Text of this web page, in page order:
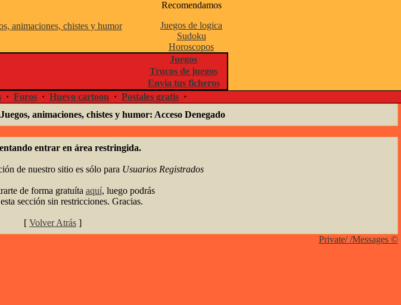
Recomendamos
Juegos de logica
Sudoku
Horoscopos
Juegos
Trucos de juegos
Envia tus ficheros
· Foros · Huevo cartoon · Postales gratis ·
animaciones, chistes y humor: Acceso Denegado
entrar en área restringida.
de nuestro sitio es sólo para Usuarios Registrados
de forma gratuíta aquí, luego podrás
sección sin restricciones. Gracias.
[ Volver Atrás ]
Private/ /Messages ©